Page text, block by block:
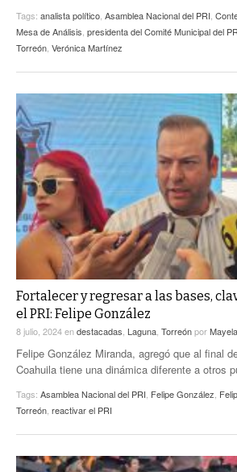
Tags: analista político, Asamblea Nacional del PRI,
Mesa de Análisis, presidenta del Comité Municipal del
Torreón, Verónica Martínez
Fortalecer y regresar a las bases,
el PRI: Felipe González
8 julio, 2024endestacadas Laguna Torreónpor
Felipe González Miranda, agregó que al final
Coahuila tiene una dinámica diferente a otros
Tags: Asamblea Nacional del PRI Felipe González
Torreón reactivar el PRI